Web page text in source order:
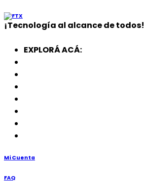
¡Tecnología al alcance de todos!
EXPLORÁ ACÁ:
Mi Cuenta
FAQ